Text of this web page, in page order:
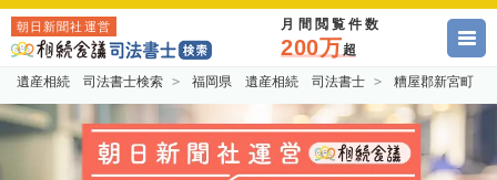
朝日新聞社運営 月間閲覧件数
200万超
遺産相続 司法書士検索 福岡県 遺産相続 司法書士 糟屋郡新宮町